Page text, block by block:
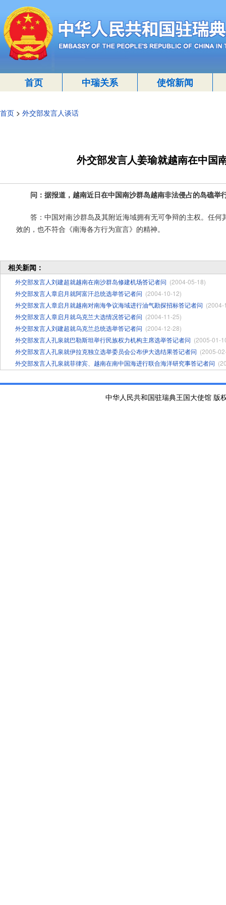
首页 中瑞关系 使馆新闻
首页 > 外交部发言人谈话
外交部发言人姜瑜就越南在中国
问：据报道，越南近日在中国南沙群岛越南非法侵占的岛礁举
答：中国对南沙群岛及其附近海域拥有无可争辩的主权。任何
效的，也不符合《南海各方行为宣言》的精神。
相关新闻：
外交部发言人刘建超就越南在南沙群岛修建机场答记者问 (2004-05-18)
外交部发言人章启月就阿富汗总统选举答记者问 (2004-10-12)
外交部发言人章启月就越南对南海争议海域进行油气勘探招标答记者问 (2004-
外交部发言人章启月就乌克兰大选情况答记者问 (2004-11-25)
外交部发言人刘建超就乌克兰总统选举答记者问 (2004-12-28)
外交部发言人孔泉就巴勒斯坦举行民族权力机构主席选举答记者问 (2005-01-
外交部发言人孔泉就伊拉克独立选举委员会公布伊大选结果答记者问 (2005-
外交部发言人孔泉就菲律宾、越南在南中国海进行联合海洋研究事答记者问
中华人民共和国驻瑞典王国大使馆 版